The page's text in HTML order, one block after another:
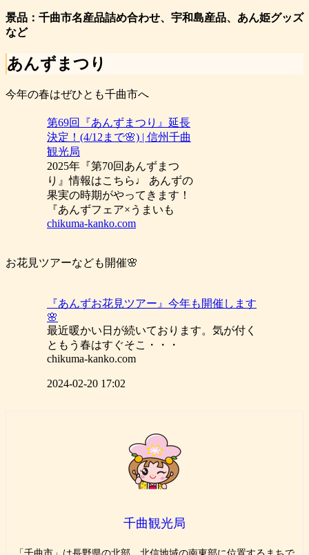
景品：千曲市名産品詰め合わせ、宇和島産品、あん姫グッズ
など
あんずまつり
今年の春はぜひとも千曲市へ
第69回『あんずまつり』延長
決定！(4/12まで🌸) | 信州千曲
観光局
2025年『第70回あんずまつ
り』情報はこちら♩ あんずの
果実の時期がやってきます！
『あんずフェア×うまいも
chikuma-kanko.com
お花見ツアーなども開催🌸
『あんずお花見ツアー』今年も開催します
🌸
最近暖かい日が続いております。気が付く
ともう春はすぐそこ・・・
chikuma-kanko.com
2024-02-20 17:02
千曲観光局